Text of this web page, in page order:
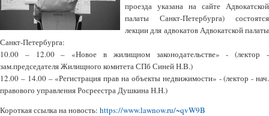
проезда указана на сайте Адвокатской
палаты Санкт-Петербурга) состоятся
лекции для адвокатов Адвокатской палаты
Санкт-Петербурга:
10.00 – 12.00 – «Новое в жилищном законодательстве» - (лектор -
зам.председателя Жилищного комитета СПб Синей Н.В.)
12.00 – 14.00 – «Регистрация прав на объекты недвижимости» - (лектор - нач.
правового управления Росреестра Душкина Н.Н.)
Короткая ссылка на новость: https://www.lawnow.ru/~qvW9B